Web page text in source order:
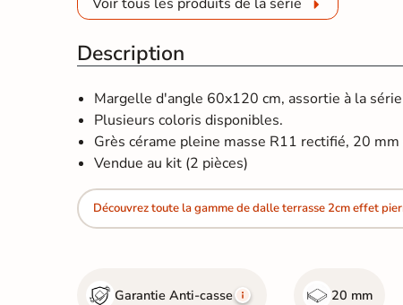
Description
Margelle d'angle 60x120 cm, assortie à la
Plusieurs coloris disponibles.
Grès cérame pleine masse R11 rectifié, 20
Vendue au kit (2 pièces)
Découvrez toute la gamme de dalle terrasse 2cm effet
Garantie Anti-casse 20 mm